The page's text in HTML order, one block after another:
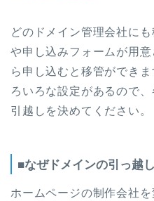
どのドメイン管理会社に
や申し込みフォームが用
ら申し込むと移管ができ
ろいろな設定があるので
引越しを決めてください。
■なぜドメインの引っ越
ホームページの制作会社